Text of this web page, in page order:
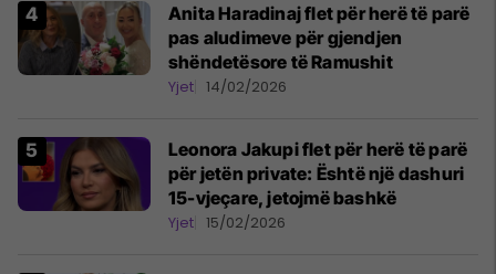
Anita Haradinaj flet për herë të parë
pas aludimeve për gjendjen
shëndetësore të Ramushit
Yjet 14/02/2026
Leonora Jakupi flet për herë të parë
për jetën private: Është një dashuri
15-vjeçare, jetojmë bashkë
Yjet 15/02/2026